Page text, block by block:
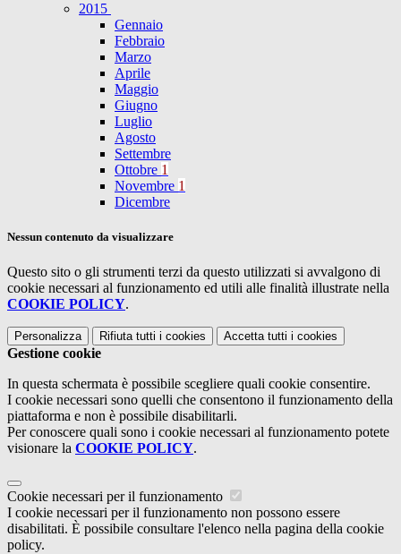
2015
Gennaio
Febbraio
Marzo
Aprile
Maggio
Giugno
Luglio
Agosto
Settembre
Ottobre 1
Novembre 1
Dicembre
Nessun contenuto da visualizzare
Questo sito o gli strumenti terzi da questo utilizzati si avvalgono di
cookie necessari al funzionamento ed utili alle finalità illustrate nella
COOKIE POLICY.
Personalizza Rifiuta tutti i cookies Accetta tutti i cookies
Gestione cookie
In questa schermata è possibile scegliere quali cookie consentire.
I cookie necessari sono quelli che consentono il funzionamento della
piattaforma e non è possibile disabilitarli.
Per conoscere quali sono i cookie necessari al funzionamento potete
visionare la COOKIE POLICY.
Cookie necessari per il funzionamento
I cookie necessari per il funzionamento non possono essere
disabilitati. È possibile consultare l'elenco nella pagina della cookie
policy.